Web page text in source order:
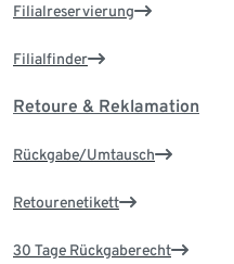
Filialreservierung
Filialfinder
Retoure & Reklamation
Rückgabe/Umtausch
Retourenetikett
30 Tage Rückgaberecht